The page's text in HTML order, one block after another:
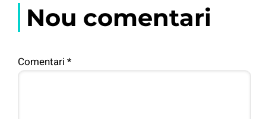
Nou comentari
Comentari *